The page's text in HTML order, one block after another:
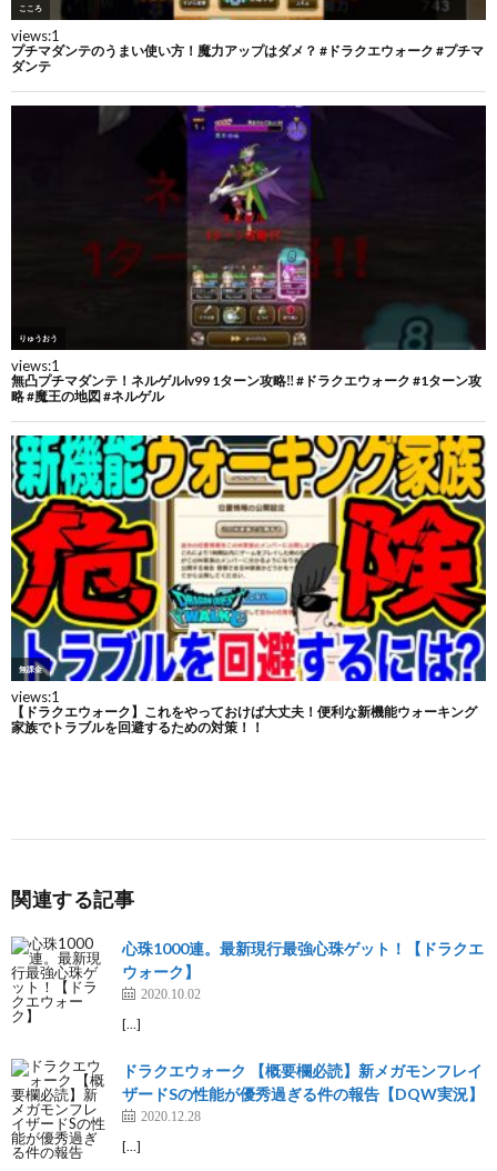
関連する記事
心珠1000連。最新現行最強心珠ゲット！【ドラクエ
ウォーク】
2020.10.02
[…]
ドラクエウォーク 【概要欄必読】新メガモンフレイ
ザードSの性能が優秀過ぎる件の報告【DQW実況】
2020.12.28
[…]